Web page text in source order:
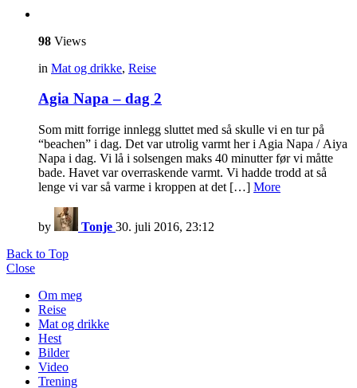
98 Views
in Mat og drikke, Reise
Agia Napa – dag 2
Som mitt forrige innlegg sluttet med så skulle vi en tur på
“beachen” i dag. Det var utrolig varmt her i Agia Napa / Aiya
Napa i dag. Vi lå i solsengen maks 40 minutter før vi måtte
bade. Havet var overraskende varmt. Vi hadde trodd at så
lenge vi var så varme i kroppen at det […] More
by Tonje 30. juli 2016, 23:12
Back to Top
Close
Om meg
Reise
Mat og drikke
Hest
Bilder
Video
Trening